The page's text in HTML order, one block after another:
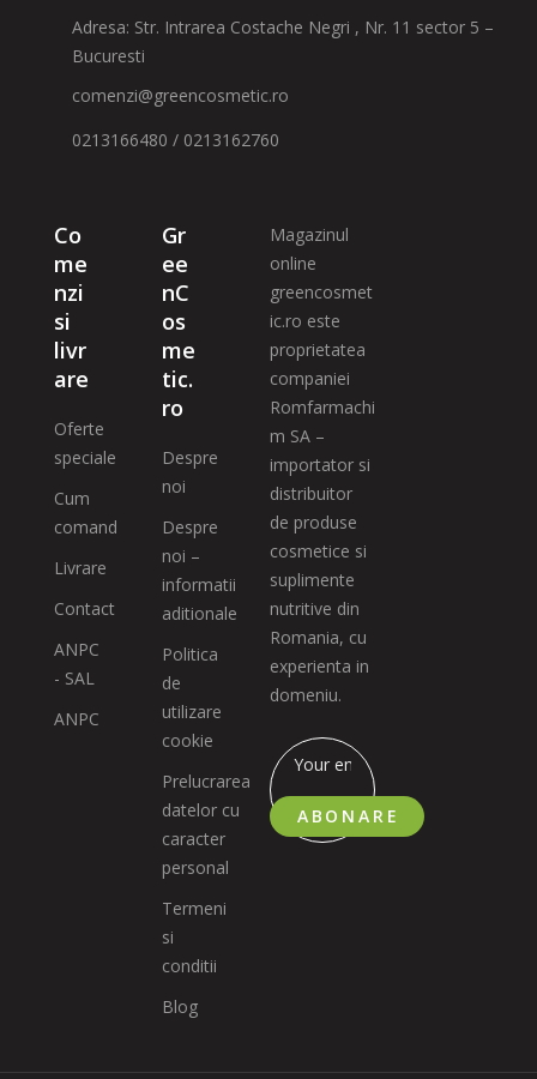
Adresa: Str. Intrarea Costache Negri , Nr. 11 sector 5 –
Bucuresti
comenzi@greencosmetic.ro
0213166480 / 0213162760
Co
me
nzi
si
livr
are
Oferte
speciale
Cum
comand
Livrare
Contact
ANPC
- SAL
ANPC
Gr
ee
nC
os
me
tic.
ro
Despre
noi
Despre
noi –
informatii
aditionale
Politica
de
utilizare
cookie
Prelucrarea
datelor cu
caracter
personal
Termeni
si
conditii
Blog
Magazinul
online
greencosmet
ic.ro este
proprietatea
companiei
Romfarmachi
m SA –
importator si
distribuitor
de produse
cosmetice si
suplimente
nutritive din
Romania, cu
experienta in
domeniu.
ABONARE